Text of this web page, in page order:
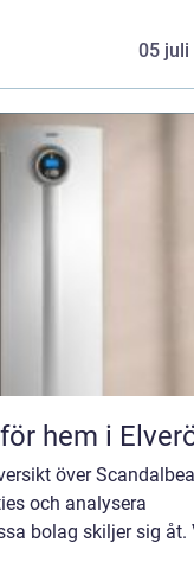
05 juli
hem i
över
och analysera
bolag skiljer sig åt.